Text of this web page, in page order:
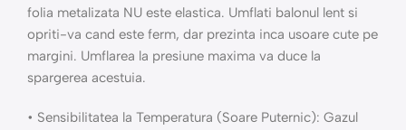
folia metalizata NU este elastica. Umflati balonul lent si
opriti-va cand este ferm, dar prezinta inca usoare cute pe
margini. Umflarea la presiune maxima va duce la
spargerea acestuia.
• Sensibilitatea la Temperatura (Soare Puternic): Gazul